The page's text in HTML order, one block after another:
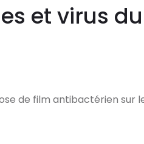
et virus
de film antibactérien sur